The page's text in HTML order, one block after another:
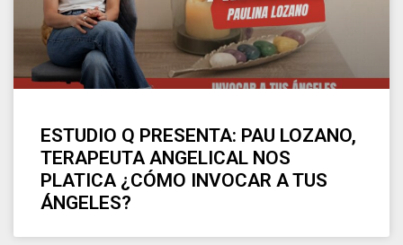
ESTUDIO Q PRESENTA: PAU LOZANO,
TERAPEUTA ANGELICAL NOS
PLATICA ¿CÓMO INVOCAR A TUS
ÁNGELES?